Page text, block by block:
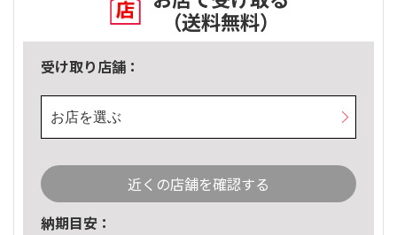
（送料無料）
受け取り店舗：
お店を選ぶ
近くの店舗を確認する
納期目安：